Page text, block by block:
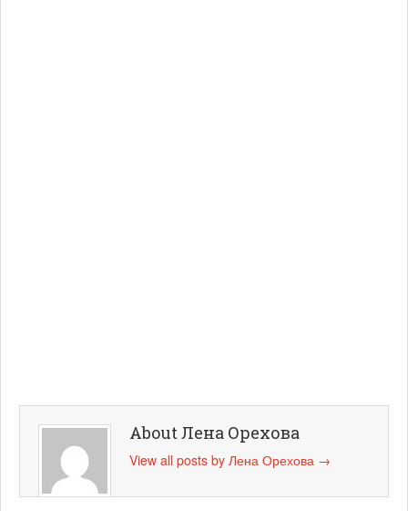
About Лена Орехова
View all posts by Лена Орехова →